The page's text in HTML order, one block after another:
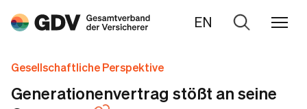
EN
Zur
Gesellschaftliche Perspektive
Generationenvertrag stößt an seine